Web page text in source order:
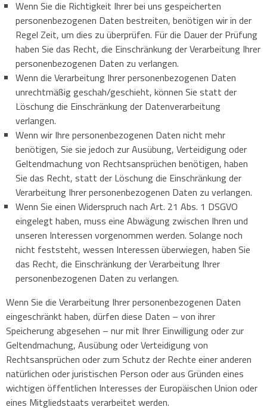
Wenn Sie die Richtigkeit Ihrer bei uns gespeicherten
personenbezogenen Daten bestreiten, benötigen wir in der
Regel Zeit, um dies zu überprüfen. Für die Dauer der Prüfung
haben Sie das Recht, die Einschränkung der Verarbeitung Ihrer
personenbezogenen Daten zu verlangen.
Wenn die Verarbeitung Ihrer personenbezogenen Daten
unrechtmäßig geschah/geschieht, können Sie statt der
Löschung die Einschränkung der Datenverarbeitung
verlangen.
Wenn wir Ihre personenbezogenen Daten nicht mehr
benötigen, Sie sie jedoch zur Ausübung, Verteidigung oder
Geltendmachung von Rechtsansprüchen benötigen, haben
Sie das Recht, statt der Löschung die Einschränkung der
Verarbeitung Ihrer personenbezogenen Daten zu verlangen.
Wenn Sie einen Widerspruch nach Art. 21 Abs. 1 DSGVO
eingelegt haben, muss eine Abwägung zwischen Ihren und
unseren Interessen vorgenommen werden. Solange noch
nicht feststeht, wessen Interessen überwiegen, haben Sie
das Recht, die Einschränkung der Verarbeitung Ihrer
personenbezogenen Daten zu verlangen.
Wenn Sie die Verarbeitung Ihrer personenbezogenen Daten
eingeschränkt haben, dürfen diese Daten – von ihrer
Speicherung abgesehen – nur mit Ihrer Einwilligung oder zur
Geltendmachung, Ausübung oder Verteidigung von
Rechtsansprüchen oder zum Schutz der Rechte einer anderen
natürlichen oder juristischen Person oder aus Gründen eines
wichtigen öffentlichen Interesses der Europäischen Union oder
eines Mitgliedstaats verarbeitet werden.